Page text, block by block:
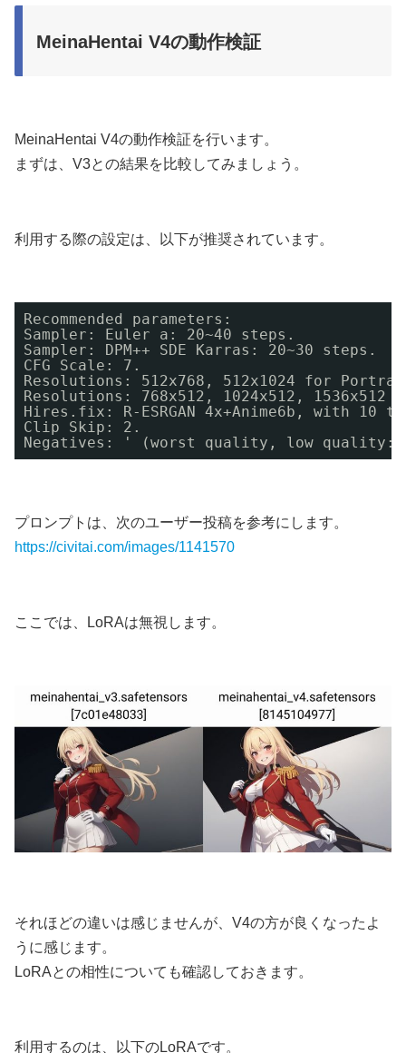
MeinaHentai V4の動作検証
MeinaHentai V4の動作検証を行います。
まずは、V3との結果を比較してみましょう。
利用する際の設定は、以下が推奨されています。
Recommended parameters:
Sampler: Euler a: 20~40 steps.
Sampler: DPM++ SDE Karras: 20~30 steps.
CFG Scale: 7.
Resolutions: 512x768, 512x1024 for
Resolutions: 768x512, 1024x512, 1536x512
Hires.fix: R-ESRGAN 4x+Anime6b, with
Clip Skip: 2.
Negatives: ' (worst quality, low
プロンプトは、次のユーザー投稿を参考にします。
https://civitai.com/images/1141570
ここでは、LoRAは無視します。
それほどの違いは感じませんが、V4の方が良くなったよ
うに感じます。
LoRAとの相性についても確認しておきます。
利用するのは、以下のLoRAです。